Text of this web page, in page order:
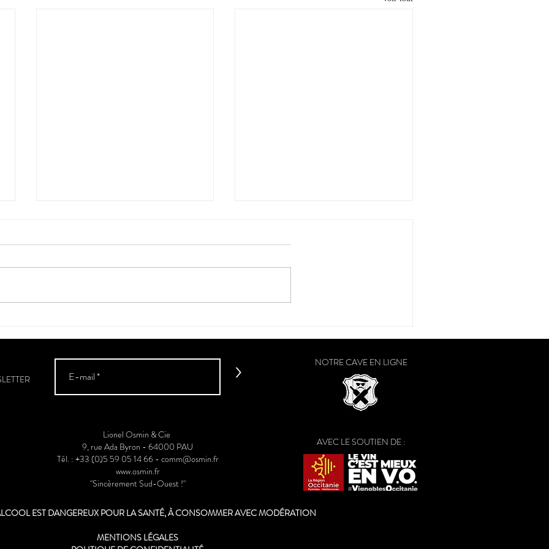
>
Lionel Osmin & Cie
9, rue Ada Byron - 64000 PAU
Tél. : +33 (0)5 59 05 14 66 - comm@osmin.fr
www.osmin.fr
"Sincèrement Sud-Ouest !"
NOTRE CAVE EN LIGNE
AVEC LE SOUTIEN DE :
EST DANGEREUX POUR LA SANTÉ, À CONSOMMER AVEC MODÉRATION
MENTIONS LÉGALES